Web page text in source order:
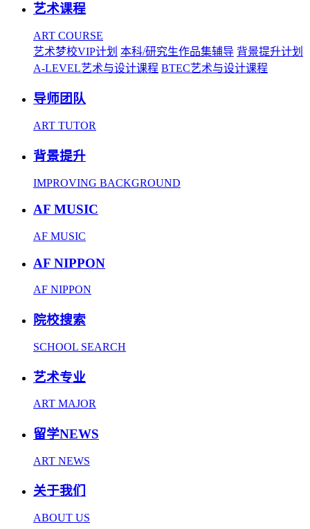
艺术课程
ART COURSE
艺术梦校VIP计划 本科/研究生作品集辅导 背景提升计划
A-LEVEL艺术与设计课程 BTEC艺术与设计课程
导师团队
ART TUTOR
背景提升
IMPROVING BACKGROUND
AF MUSIC
AF MUSIC
AF NIPPON
AF NIPPON
院校搜索
SCHOOL SEARCH
艺术专业
ART MAJOR
留学NEWS
ART NEWS
关于我们
ABOUT US